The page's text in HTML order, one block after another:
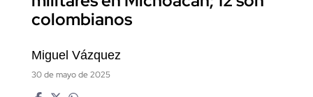
colombianos
Miguel Vázquez
30 de mayo de 2025